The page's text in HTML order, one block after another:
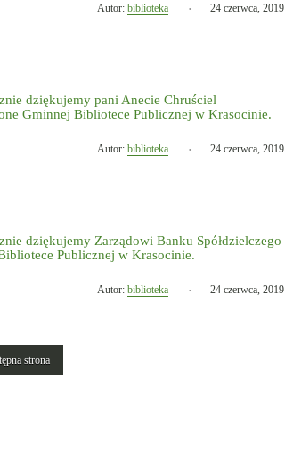
Autor: bibliotekaOpublikowano24 czerwca, 2019
dziękujemy pani Anecie Chruściel
Gminnej Bibliotece Publicznej w Krasocinie.
Autor: bibliotekaOpublikowano24 czerwca, 2019
dziękujemy Zarządowi Banku Spółdzielczego
Publicznej w Krasocinie.
Autor: bibliotekaOpublikowano24 czerwca, 2019
strona